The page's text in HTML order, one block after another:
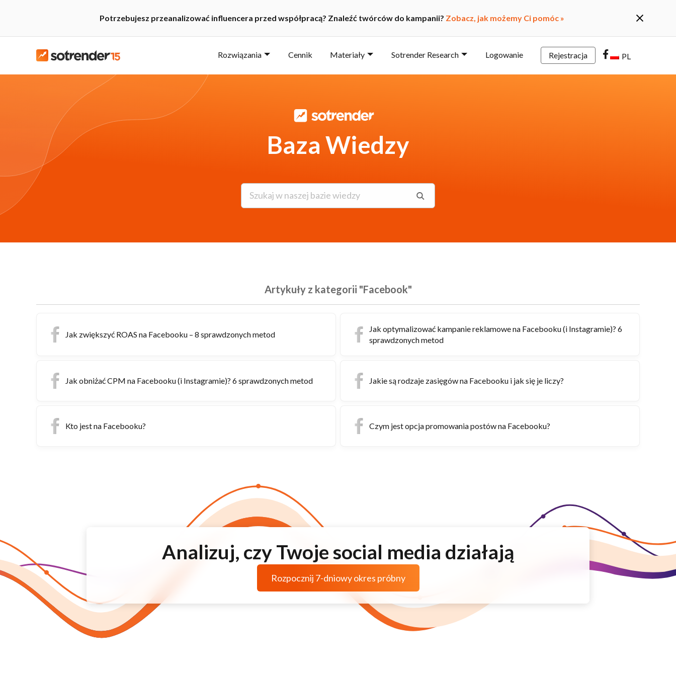
Potrzebujesz przeanalizować influencera przed współpracą? Znaleźć twórców do kampanii? Zobacz, jak możemy Ci pomóc »
Rozwiązania Cennik Materiały Sotrender Research Logowanie Rejestracja PL
Baza Wiedzy
Artykuły z kategorii "Facebook"
Jak zwiększyć ROAS na Facebooku – 8 sprawdzonych metod
Jak optymalizować kampanie reklamowe na Facebooku (i Instagramie)? 6
sprawdzonych metod
Jak obniżać CPM na Facebooku (i Instagramie)? 6 sprawdzonych metod Jakie są rodzaje zasięgów na Facebooku i jak się je liczy?
Kto jest na Facebooku? Czym jest opcja promowania postów na Facebooku?
Analizuj, czy Twoje social media działają
Rozpocznij 7-dniowy okres próbny